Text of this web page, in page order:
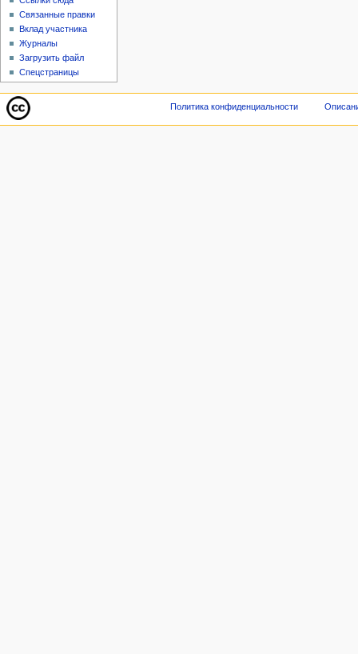
Связанные правки
Вклад участника
Журналы
Загрузить файл
Спецстраницы
Политика конфиденциальности